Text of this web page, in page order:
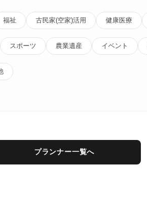
福祉 古民家(空家)活用 健康医療
スポーツ 農業遺産 イベント
プランナー一覧へ